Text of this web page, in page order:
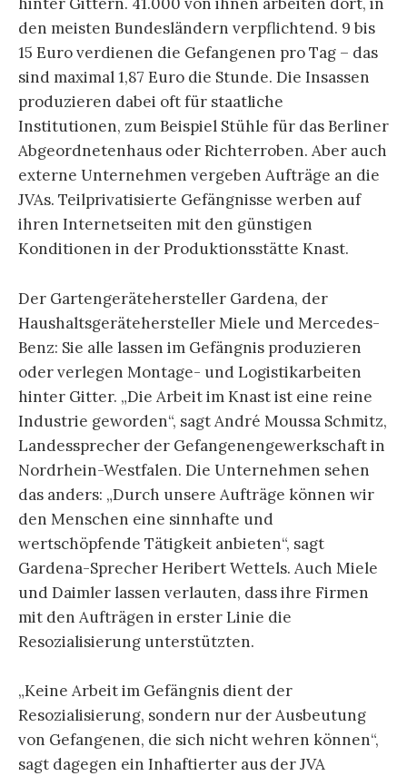
hinter Gittern. 41.000 von ihnen arbeiten dort, in
den meisten Bundesländern verpflichtend. 9 bis
15 Euro verdienen die Gefangenen pro Tag – das
sind maximal 1,87 Euro die Stunde. Die Insassen
produzieren dabei oft für staatliche
Institutionen, zum Beispiel Stühle für das Berliner
Abgeordnetenhaus oder Richterroben. Aber auch
externe Unternehmen vergeben Aufträge an die
JVAs. Teilprivatisierte Gefängnisse werben auf
ihren Internetseiten mit den günstigen
Konditionen in der Produktionsstätte Knast.
Der Gartengerätehersteller Gardena, der
Haushaltsgerätehersteller Miele und Mercedes-
Benz: Sie alle lassen im Gefängnis produzieren
oder verlegen Montage- und Logistikarbeiten
hinter Gitter. „Die Arbeit im Knast ist eine reine
Industrie geworden“, sagt André Moussa Schmitz,
Landessprecher der Gefangenengewerkschaft in
Nordrhein-Westfalen. Die Unternehmen sehen
das anders: „Durch unsere Aufträge können wir
den Menschen eine sinnhafte und
wertschöpfende Tätigkeit anbieten“, sagt
Gardena-Sprecher Heribert Wettels. Auch Miele
und Daimler lassen verlauten, dass ihre Firmen
mit den Aufträgen in erster Linie die
Resozialisierung unterstützten.
„Keine Arbeit im Gefängnis dient der
Resozialisierung, sondern nur der Ausbeutung
von Gefangenen, die sich nicht wehren können“,
sagt dagegen ein Inhaftierter aus der JVA